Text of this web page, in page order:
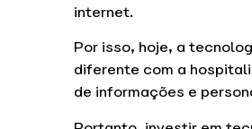
internet.
Por isso, hoje, a
diferente com a
de informações e